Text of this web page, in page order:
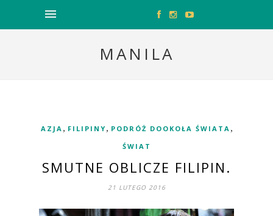
MANILA
AZJA , FILIPINY , PODRÓŻ DOOKOŁA ŚWIATA ,
ŚWIAT
SMUTNE OBLICZE FILIPIN.
21 LUTEGO 2016